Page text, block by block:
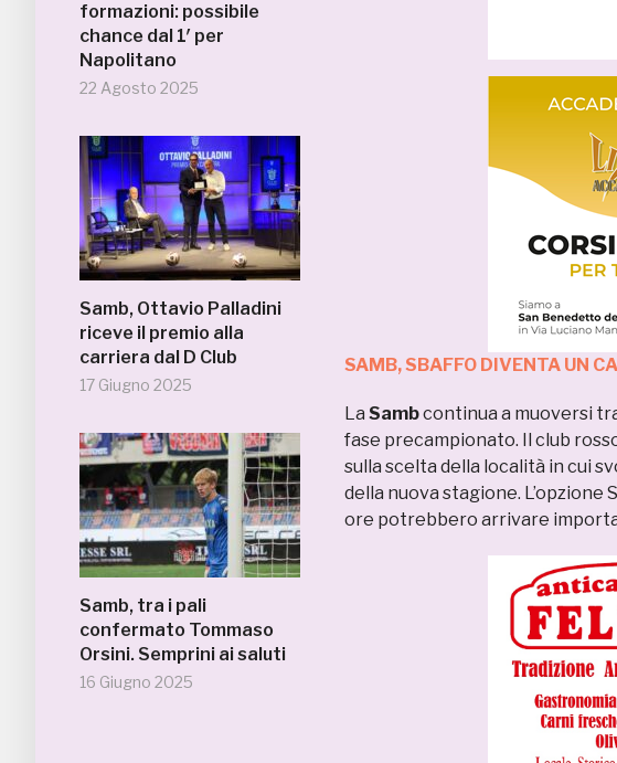
formazioni: possibile
chance dal 1′ per
Napolitano
22 Agosto 2025
Samb, Ottavio Palladini
riceve il premio alla
carriera dal D Club
17 Giugno 2025
Samb, tra i pali
confermato Tommaso
Orsini. Semprini ai saluti
16 Giugno 2025
SAMB, SBAFFO DIVENTA UN
La Sambcontinua a muoversi
fase precampionato. Il club
sulla scelta della località in cui
della nuova stagione. L’opzione
ore potrebbero arrivare